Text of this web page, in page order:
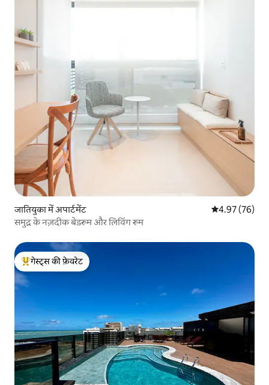
जातियुका में अपार्टमेंट औसत रेटिंग 5 में
4.97 (76)
समुद्र के नज़दीक बेडरूम और लिविंग रूम
गेस्ट्स का टॉप फ़ेवरेट
गेस्ट्स की फ़ेवरेट